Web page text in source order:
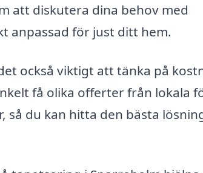
att diskutera dina behov med
anpassad för just ditt hem.
också viktigt att tänka på
få olika offerter från lokala
du kan hitta den bästa